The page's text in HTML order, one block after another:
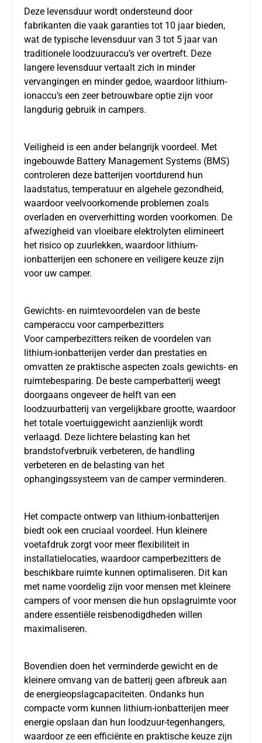
Deze levensduur wordt ondersteund door
fabrikanten die vaak garanties tot 10 jaar bieden,
wat de typische levensduur van 3 tot 5 jaar van
traditionele loodzuuraccu’s ver overtreft. Deze
langere levensduur vertaalt zich in minder
vervangingen en minder gedoe, waardoor lithium-
ionaccu’s een zeer betrouwbare optie zijn voor
langdurig gebruik in campers.
Veiligheid is een ander belangrijk voordeel. Met
ingebouwde Battery Management Systems (BMS)
controleren deze batterijen voortdurend hun
laadstatus, temperatuur en algehele gezondheid,
waardoor veelvoorkomende problemen zoals
overladen en oververhitting worden voorkomen. De
afwezigheid van vloeibare elektrolyten elimineert
het risico op zuurlekken, waardoor lithium-
ionbatterijen een schonere en veiligere keuze zijn
voor uw camper.
Gewichts- en ruimtevoordelen van de beste
camperaccu voor camperbezitters
Voor camperbezitters reiken de voordelen van
lithium-ionbatterijen verder dan prestaties en
omvatten ze praktische aspecten zoals gewichts- en
ruimtebesparing. De beste camperbatterij weegt
doorgaans ongeveer de helft van een
loodzuurbatterij van vergelijkbare grootte, waardoor
het totale voertuiggewicht aanzienlijk wordt
verlaagd. Deze lichtere belasting kan het
brandstofverbruik verbeteren, de handling
verbeteren en de belasting van het
ophangingssysteem van de camper verminderen.
Het compacte ontwerp van lithium-ionbatterijen
biedt ook een cruciaal voordeel. Hun kleinere
voetafdruk zorgt voor meer flexibiliteit in
installatielocaties, waardoor camperbezitters de
beschikbare ruimte kunnen optimaliseren. Dit kan
met name voordelig zijn voor mensen met kleinere
campers of voor mensen die hun opslagruimte voor
andere essentiële reisbenodigdheden willen
maximaliseren.
Bovendien doen het verminderde gewicht en de
kleinere omvang van de batterij geen afbreuk aan
de energieopslagcapaciteiten. Ondanks hun
compacte vorm kunnen lithium-ionbatterijen meer
energie opslaan dan hun loodzuur-tegenhangers,
waardoor ze een efficiënte en praktische keuze zijn